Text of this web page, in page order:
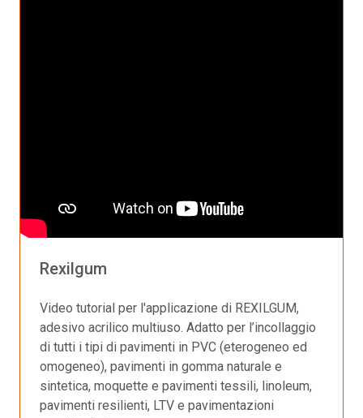
Rexilgum
Video tutorial per l'applicazione di REXILGUM,
adesivo acrilico multiuso. Adatto per l’incollaggio
di tutti i tipi di pavimenti in PVC (eterogeneo ed
omogeneo), pavimenti in gomma naturale e
sintetica, moquette e pavimenti tessili, linoleum,
pavimenti resilienti, LTV e pavimentazioni